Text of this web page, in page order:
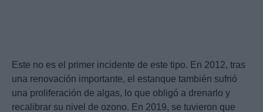
Este no es el primer incidente de este tipo. En 2012, tras
una renovación importante, el estanque también sufrió
una proliferación de algas, lo que obligó a drenarlo y
recalibrar su nivel de ozono. En 2019, se tuvieron que